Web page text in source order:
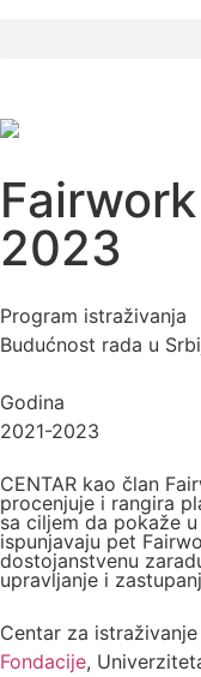
2023
Program istraživanja
Budućnost rada u
Godina
2021-2023
CENTAR kao član
procenjuje i rangira
sa ciljem da pokaže
ispunjavaju pet
dostojanstvenu
upravljanje i
Centar za
Fondacije,